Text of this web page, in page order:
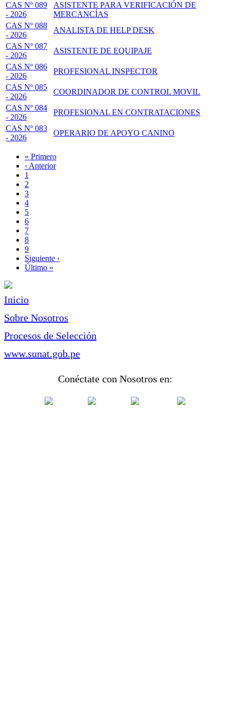
CAS Nº 089
- 2026
ASISTENTE PARA VERIFICACIÓN DE
MERCANCÍAS
CAS Nº 088
- 2026
ANALISTA DE HELP DESK
CAS Nº 087
- 2026
ASISTENTE DE EQUIPAJE
CAS Nº 086
- 2026
PROFESIONAL INSPECTOR
CAS Nº 085
- 2026
COORDINADOR DE CONTROL MOVIL
CAS Nº 084
- 2026
PROFESIONAL EN CONTRATACIONES
CAS Nº 083
- 2026
OPERARIO DE APOYO CANINO
Paginación
Primera
página
« Primero
Página
anterior
‹ Anterior
Page
1
Page
2
Página
actual
3
Page
4
Page
5
Page
6
Page
7
Page
8
Page
9
Siguiente
página
Siguiente ›
Última
Último »
Inicio
Sobre Nosotros
Procesos de Selección
www.sunat.gob.pe
Conéctate con Nosotros en: